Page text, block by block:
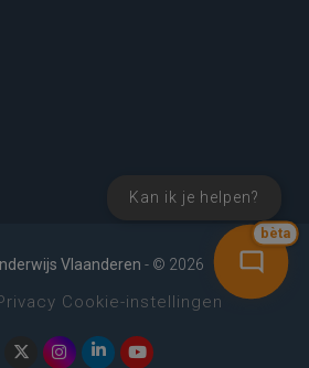
bèta
Kan ik je helpen?
Vlaanderen - © 2026
Cookie-instellingen